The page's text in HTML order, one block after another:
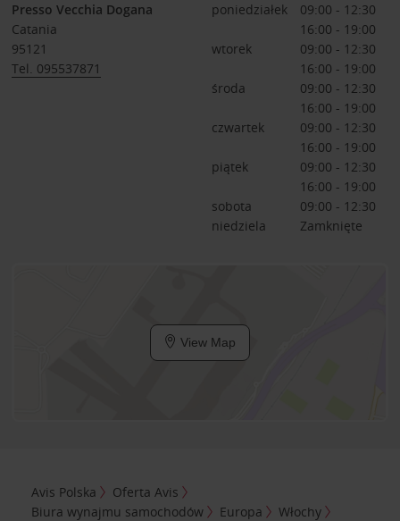
Presso Vecchia Dogana
Catania
95121
Tel. 095537871
poniedziałek
09:00 - 12:30
16:00 - 19:00
wtorek
09:00 - 12:30
16:00 - 19:00
środa
09:00 - 12:30
16:00 - 19:00
czwartek
09:00 - 12:30
16:00 - 19:00
piątek
09:00 - 12:30
16:00 - 19:00
sobota
09:00 - 12:30
niedziela
Zamknięte
View Map
Avis Polska
Oferta Avis
Biura wynajmu samochodów
Europa
Włochy